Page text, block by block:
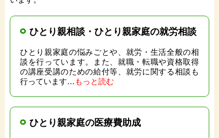
ひとり親相談・ひとり親家庭の就労相談
ひとり親家庭の悩みごとや、就労・生活全般の相
談を行っています。また、就職・転職や資格取得
の講座受講のための給付等、就労に関する相談も
行っています… もっと読む
ひとり親家庭の医療費助成